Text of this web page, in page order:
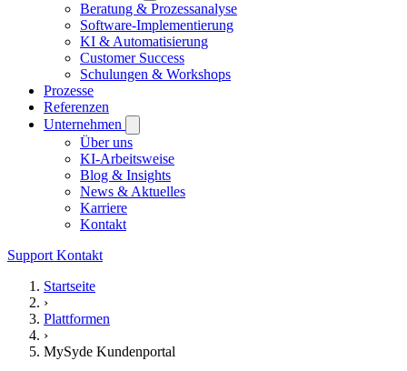
Beratung & Prozessanalyse
Software-Implementierung
KI & Automatisierung
Customer Success
Schulungen & Workshops
Prozesse
Referenzen
Unternehmen
Über uns
KI-Arbeitsweise
Blog & Insights
News & Aktuelles
Karriere
Kontakt
Support Kontakt
Startseite
›
Plattformen
›
MySyde Kundenportal